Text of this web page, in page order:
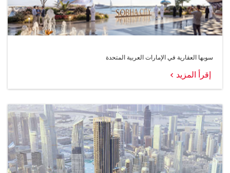
سوبها العقارية في الإمارات العربية المتحدة
إقرأ المزيد